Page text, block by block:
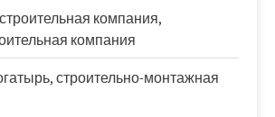
компания,
компания
строительно-монтажная